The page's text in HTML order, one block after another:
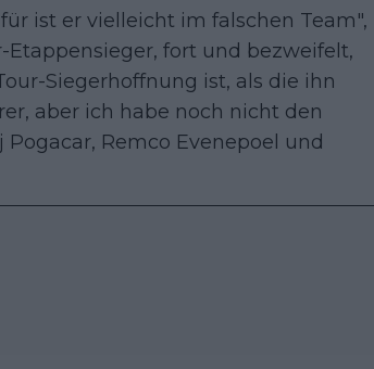
ist er vielleicht im falschen Team",
Etappensieger, fort und bezweifelt,
Siegerhoffnung ist, als die ihn
aber ich habe noch nicht den
Remco Evenepoel und